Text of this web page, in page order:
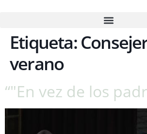
Etiqueta:
verano
“"En vez de los